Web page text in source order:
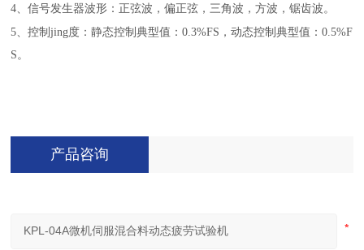
4、信号发生器波形：正弦波，偏正弦，三角波，方波，锯齿波。
5、控制jing度：静态控制典型值：0.3%FS，动态控制典型值：0.5%F
S。
产品咨询